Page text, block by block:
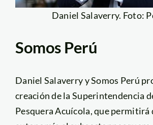
Daniel Salaverry. Foto:
Somos Perú
Daniel Salaverry y Somos Perú
creación de la Superintendencia
Pesquera Acuícola, que permitirá